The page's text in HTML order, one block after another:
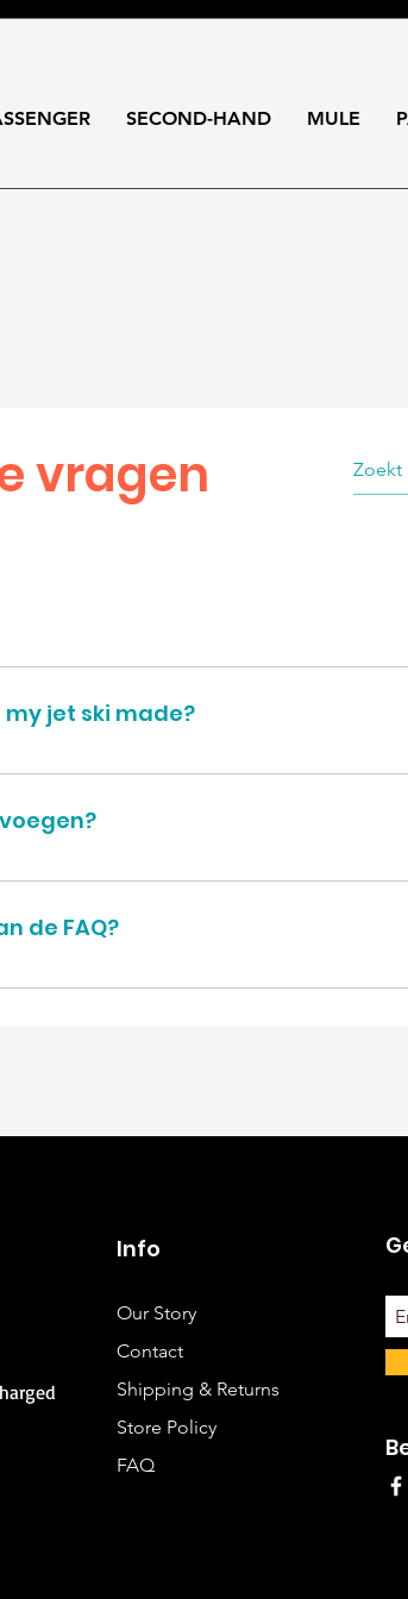
vragen
jet ski made?
on appointment. You can always call
van YouTube of Vimeo: Ga naar de
of Vimeo toe Dat is alles! Bij het antwoord
de FAQ?
in het instellingentabblad van de
SECOND-HAND MULE
Info
Our Story
Contact
Shipping & Returns
Store Policy
FAQ